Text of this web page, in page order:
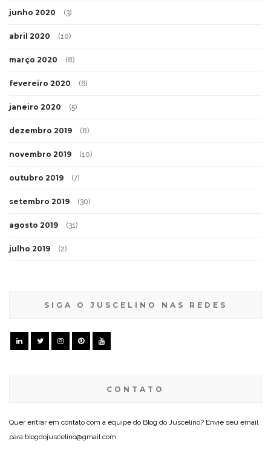
junho 2020 (3)
abril 2020 (10)
março 2020 (8)
fevereiro 2020 (6)
janeiro 2020 (5)
dezembro 2019 (8)
novembro 2019 (10)
outubro 2019 (7)
setembro 2019 (30)
agosto 2019 (31)
julho 2019 (2)
SIGA O JUSCELINO NAS REDES
CONTATO
Quer entrar em contato com a equipe do Blog do Juscelino? Envie seu email
para blogdojuscelino@gmail.com